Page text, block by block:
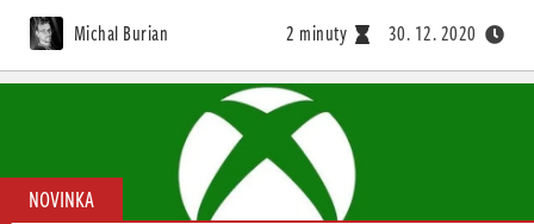
Michal Burian 2 minuty 30. 12. 2020
NOVINKA